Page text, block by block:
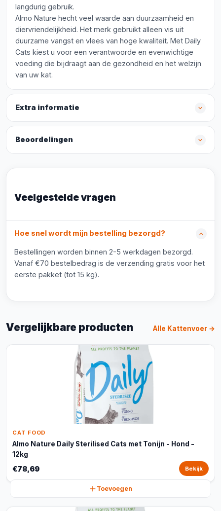
langdurig gebruik.
Almo Nature hecht veel waarde aan duurzaamheid en
diervriendelijkheid. Het merk gebruikt alleen vis uit
duurzame vangst en vlees van hoge kwaliteit. Met Daily
Cats kiest u voor een verantwoorde en evenwichtige
voeding die bijdraagt aan de gezondheid en het welzijn
van uw kat.
Extra informatie
Beoordelingen
Veelgestelde vragen
Hoe snel wordt mijn bestelling bezorgd?
Bestellingen worden binnen 2-5 werkdagen bezorgd.
Vanaf €70 bestelbedrag is de verzending gratis voor het
eerste pakket (tot 15 kg).
Vergelijkbare producten Alle Kattenvoer →
CAT FOOD
Almo Nature Daily Sterilised Cats met Tonijn - Hond -
12kg
€78,69 Bekijk
Toevoegen